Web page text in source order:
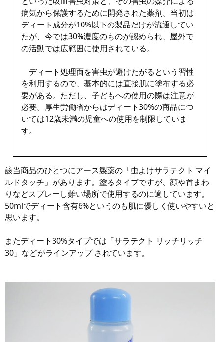
病気から保護するために開発された薬剤。当初は
ディート成分が10%以下の製品だけが流通してい
たが、今では30%濃度のものが認められ、屋外で
の活動では広範囲に使用されている。
ディート処理面を害虫が避けたがるという習性
を利用するので、基本的には直接肌に塗布する必
要がある。ただし、子どもへの使用の際は注意が
必要。厚生労働省からはディート30%の商品につ
いては12歳未満の児童への使用を制限していま
す。
該当商品のひとつにアース製薬の「虫よけサラテクト マイ
ルドタッチ」があります。塗るタイプですが、顔や首まわ
りなどスプレーし難い場所で使用するのに適しています。
50mlでディート含有6%というのも肌に優しく使いやすいと
思います。
またディート30%タイプでは「サラテクト リッチリッチ
30」などがラインアップ されています。